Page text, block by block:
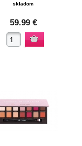
skladom
59.99 €